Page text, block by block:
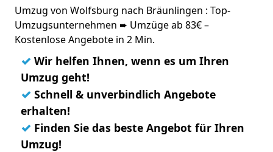
Umzug von Wolfsburg nach Bräunlingen : Top-
Umzugsunternehmen ➨ Umzüge ab 83€ –
Kostenlose Angebote in 2 Min.
✓ Wir helfen Ihnen, wenn es um Ihren
Umzug geht!
✓ Schnell & unverbindlich Angebote
erhalten!
✓ Finden Sie das beste Angebot für Ihren
Umzug!